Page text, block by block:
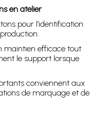
en atelier
pour l’identification
maintien efficace tout
le support lorsque
conviennent aux
de marquage et de